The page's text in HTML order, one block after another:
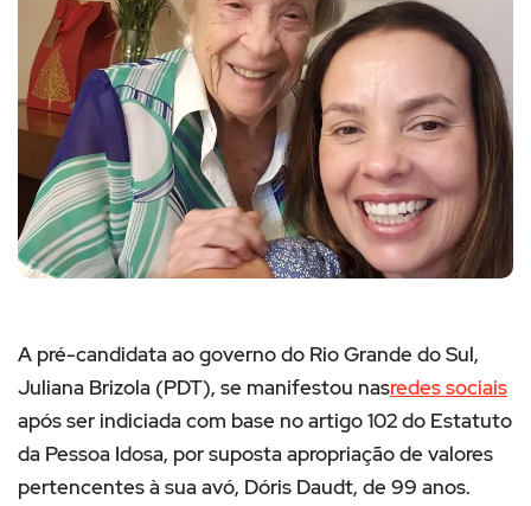
A pré-candidata ao governo do Rio Grande do Sul,
Juliana Brizola (PDT), se manifestou nasredes sociais
após ser indiciada com base no artigo 102 do Estatuto
da Pessoa Idosa, por suposta apropriação de valores
pertencentes à sua avó, Dóris Daudt, de 99 anos.